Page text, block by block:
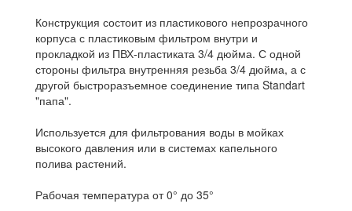
Конструкция состоит из пластикового непрозрачного
корпуса с пластиковым фильтром внутри и
прокладкой из ПВХ-пластиката 3/4 дюйма. С одной
стороны фильтра внутренняя резьба 3/4 дюйма, а с
другой быстроразъемное соединение типа Standart
"папа".
Используется для фильтрования воды в мойках
высокого давления или в системах капельного
полива растений.
Рабочая температура от 0° до 35°